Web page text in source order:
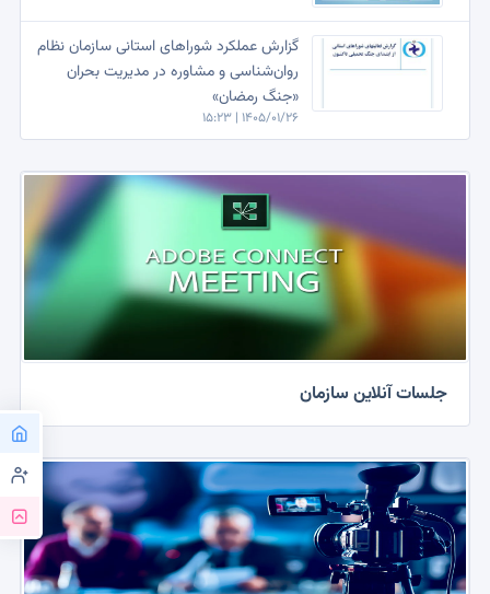
گزارش عملکرد شوراهای استانی سازمان نظام
روان‌شناسی و مشاوره در مدیریت بحران
«جنگ رمضان»
1405/01/26 | 15:23
جلسات آنلاین سازمان